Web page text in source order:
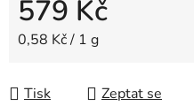
579 Kč
Měrná cena:
0,58 Kč / 1 g
Tisk Zeptat se